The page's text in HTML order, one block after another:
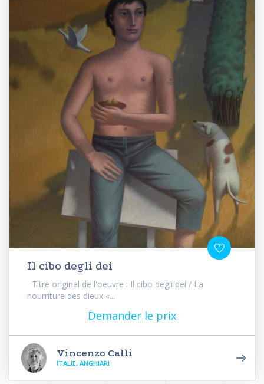
Il cibo degli dei
Titre original de l'oeuvre : Il cibo degli dei / La
nourriture des dieux «...
Demander le prix
Vincenzo Calli
ITALIE, ANGHIARI